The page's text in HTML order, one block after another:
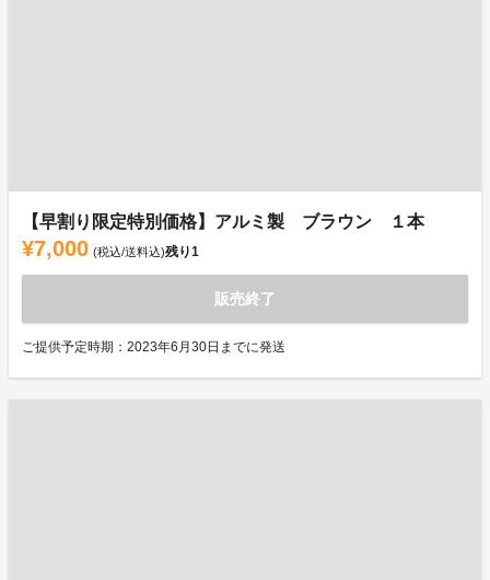
【早割り限定特別価格】アルミ製 ブラウン １本
¥7,000 (税込/送料込)残り1
販売終了
ご提供予定時期：2023年6月30日までに発送